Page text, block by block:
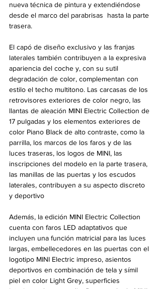
nueva técnica de pintura y extendiéndose
desde el marco del parabrisas  hasta la parte
trasera.
El capó de diseño exclusivo y las franjas
laterales también contribuyen a la expresiva
apariencia del coche y, con su sutil
degradación de color, complementan con
estilo el techo multitono. Las carcasas de los
retrovisores exteriores de color negro, las
llantas de aleación MINI Electric Collection de
17 pulgadas y los elementos exteriores de
color Piano Black de alto contraste, como la
parrilla, los marcos de los faros y de las
luces traseras, los logos de MINI, las
inscripciones del modelo en la parte trasera,
las manillas de las puertas y los escudos
laterales, contribuyen a su aspecto discreto
y deportivo
Además, la edición MINI Electric Collection
cuenta con faros LED adaptativos que
incluyen una función matricial para las luces
largas, embellecedores en las puertas con el
logotipo MINI Electric impreso, asientos
deportivos en combinación de tela y símil
piel en color Light Grey, superficies